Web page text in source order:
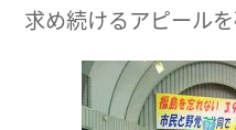
求め続けるアピールを